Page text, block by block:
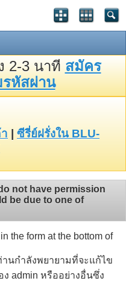
2-3 นาที สมัคร
หัสผ่าน
ซีรี่ย์ฝรั่งใน BLU-
not have permission
be due to one of
the form at the bottom of
นกำลังพยายามที่จะแก้ไข
admin หรืออย่างอื่นซึ่ง